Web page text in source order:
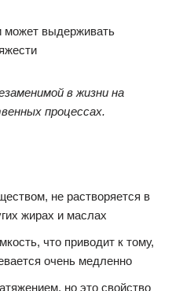
может выдерживать
в жизни на
процессах.
не растворяется в
жирах и маслах
что приводит к тому,
очень медленно
но это свойство